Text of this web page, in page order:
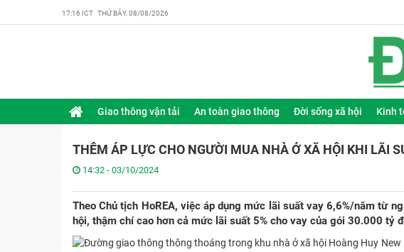
17:16 ICT THỨ BẢY, 08/08/2026
Giao thông vận tải An toàn giao thông Đời sống xã hội Kinh
THÊM ÁP LỰC CHO NGƯỜI MUA NHÀ Ở XÃ HỘI KHI LÃI
14:32 - 03/10/2024
Theo Chủ tịch HoREA, việc áp dụng mức lãi suất vay 6,6%/năm từ
hội, thậm chí cao hơn cả mức lãi suất 5% cho vay của gói 30.000 tỷ